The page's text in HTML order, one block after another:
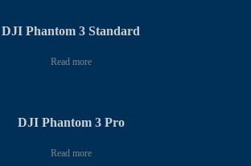
DJI Phantom 3 Standard
Read more
DJI Phantom 3 Pro
Read more